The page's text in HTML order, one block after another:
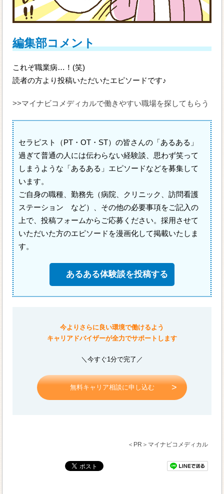
編集部コメント
これぞ職業病…！(笑)
読者の方より投稿いただいたエピソードです♪
>>マイナビコメディカルで働きやすい職場を探してもらう
セラピスト（PT・OT・ST）の皆さんの「あるある」
過ぎて普通の人には伝わらない経験談、思わず笑って
しまうような「あるある」エピソードなどを募集して
います。
ご自身の職種、勤務先（病院、クリニック、訪問看護
ステーション など）、その他の必要事項をご記入の
上で、投稿フォームからご応募ください。採用させて
いただいた方のエピソードを漫画化して掲載いたしま
す。
あるある体験談を投稿する
今よりさらに良い環境で働けるよう
キャリアドバイザーが全力でサポートします
＼今すぐ1分で完了／
無料キャリア相談に申し込む
＜PR＞マイナビコメディカル